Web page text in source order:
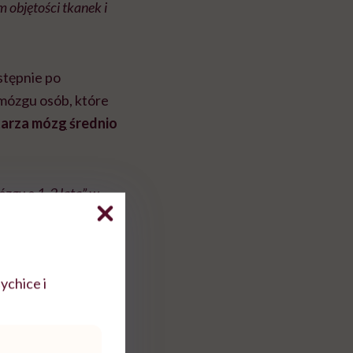
objętości tkanek i
po
osób, które
mózgśrednio
o 1-2 lata” w
–
i